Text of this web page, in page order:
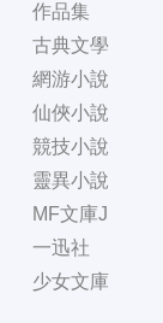
作品集
古典文學
網游小說
仙俠小說
競技小說
靈異小說
MF文庫J
一迅社
少女文庫